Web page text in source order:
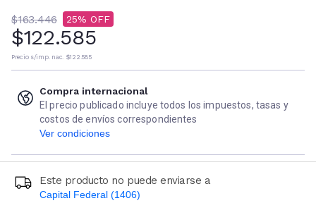
$163.446 25
$122.585
Precio s/imp. nac. $122.585
Compra internacional
El precio publicado incluye todos los impuestos, tasas y
costos de envíos correspondientes
Ver condiciones
Este producto no puede enviarse a
Capital Federal (1406)